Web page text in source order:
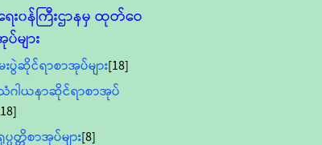
း၀န်ကြီးဌာနမှ ထုတ်ဝေ
များ
းပွဲဆိုင်ရာစာအုပ်များ[18]
ဂါယနာဆိုင်ရာစာအုပ်
ပတ္တိစာအုပ်များ[8]